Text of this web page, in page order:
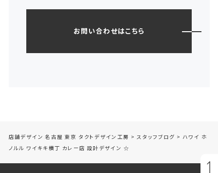
お問い合わせはこちら
店舗デザイン 名古屋 東京 タクトデザイン工房 > スタッフブログ > ハワイ ホ
ノルル ワイキキ横丁 カレー店 設計デザイン ☆